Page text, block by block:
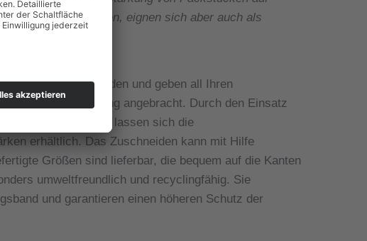
verstärken, eignen sich aber auch als
einsetzt werden und geben all Ihren
jeweiligen Ladung angebracht. Durch den Einsatz
möglich. Zudem lassen sich die
erhältlich. Das Zuschneiden kann mit Hilfe
Größen sind lieferbar, die bequem auf die Kanten
umweltfreundlich und recyclingfähig. Sie
und garantieren einen höheren Schutz der